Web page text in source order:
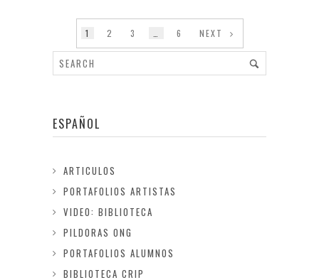
1 2 3 6 NEXT
ESPAÑOL
ARTICULOS
PORTAFOLIOS ARTISTAS
VIDEO: BIBLIOTECA
PILDORAS ONG
PORTAFOLIOS ALUMNOS
BIBLIOTECA CRIP